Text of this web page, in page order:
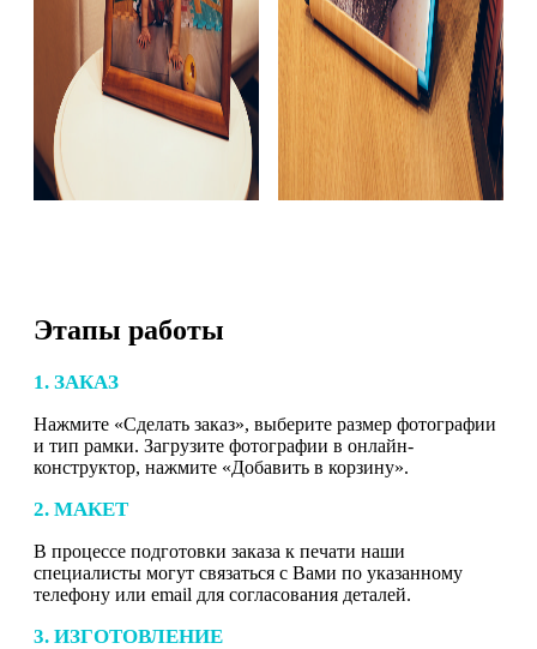
Этапы работы
1. ЗАКАЗ
Нажмите «Сделать заказ», выберите размер фотографии
и тип рамки. Загрузите фотографии в онлайн-
конструктор, нажмите «Добавить в корзину».
2. МАКЕТ
В процессе подготовки заказа к печати наши
специалисты могут связаться с Вами по указанному
телефону или email для согласования деталей.
3. ИЗГОТОВЛЕНИЕ